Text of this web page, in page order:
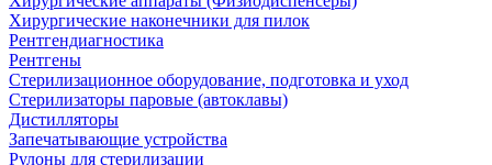
Хирургические наконечники для пилок
Рентгендиагностика
Рентгены
Стерилизационное оборудование, подготовка и уход
Стерилизаторы паровые (автоклавы)
Дистилляторы
Запечатывающие устройства
Рулоны для стерилизации